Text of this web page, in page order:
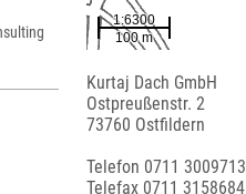
Kurtaj Dach GmbH
Ostpreußenstr. 2
73760 Ostfildern
Telefon 0711 3009713
Telefax 0711 3158684